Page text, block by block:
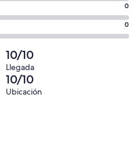
0
0
10/10
Llegada
10/10
Ubicación